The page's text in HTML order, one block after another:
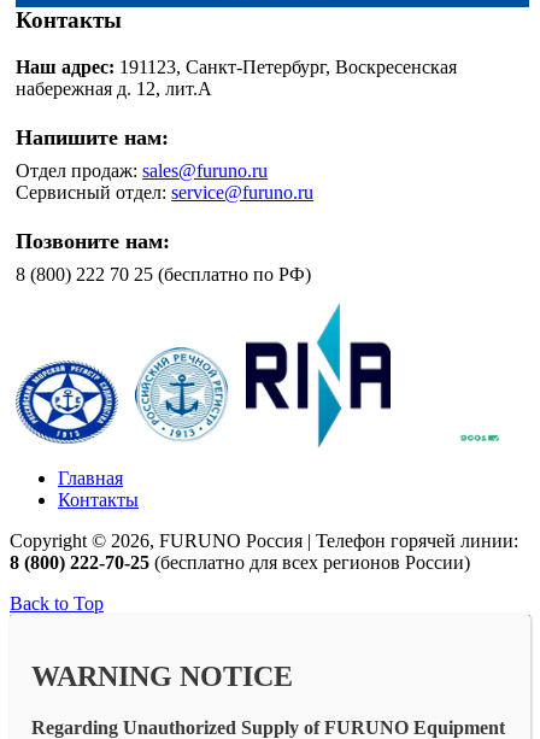
Контакты
Наш адрес: 191123, Санкт-Петербург, Воскресенская
набережная д. 12, лит.А
Напишите нам:
Отдел продаж:sales@furuno.ru
Сервисный отдел:service@furuno.ru
Позвоните нам:
8 (800) 222 70 25 (бесплатно по РФ)
Главная
Контакты
Copyright © 2026, FURUNO Россия | Телефон горячей линии:
8 (800) 222-70-25 (бесплатно для всех регионов России)
Back to Top
WARNING NOTICE
Regarding Unauthorized Supply of FURUNO Equipment